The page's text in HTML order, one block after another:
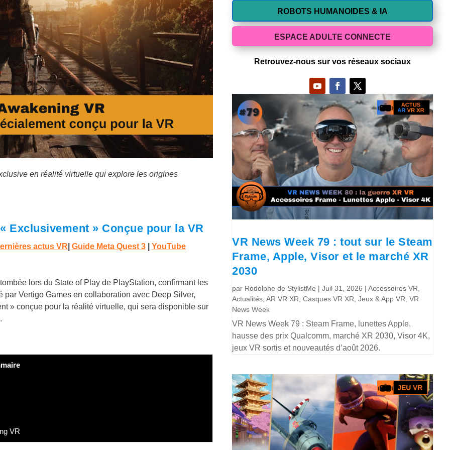
en réalité virtuelle qui explore les origines
Exclusivement » Conçue pour la VR
actus VR Guide Meta Quest 3 YouTube
lors du State of Play de PlayStation, confirmant les
Vertigo Games en collaboration avec Deep Silver,
» conçue pour la réalité virtuelle, qui sera disponible sur
VR
ROBOTS HUMANOIDES & IA
ESPACE ADULTE CONNECTE
Retrouvez-nous sur vos réseaux sociaux
VR News Week 79 : tout sur le Steam
Frame, Apple, Visor et le marché XR
2030
par Rodolphe de StylistMe |Juil 31, 2026 |Accessoires VR
Actualités ,AR VR XR ,Casques VR XR ,Jeux & App VR ,VR
News Week
VR News Week 79 : Steam Frame, lunettes Apple,
hausse des prix Qualcomm, marché XR 2030, Visor 4K,
jeux VR sortis et nouveautés d’août 2026.